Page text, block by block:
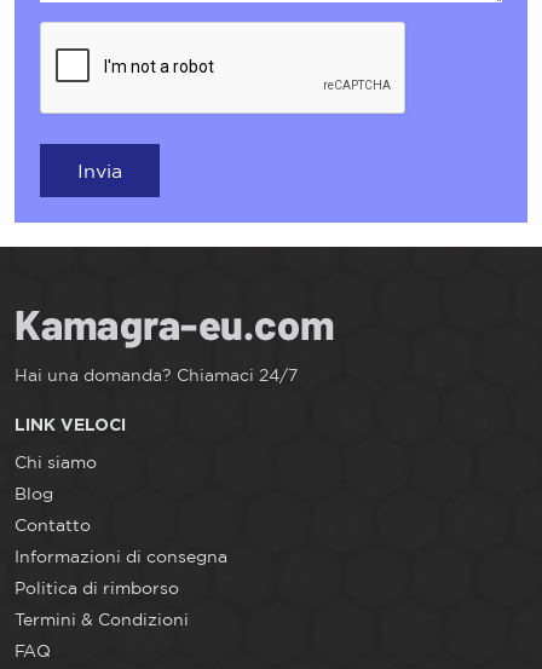
Invia
Hai una domanda? Chiamaci 24/7
LINK VELOCI
Chi siamo
Blog
Contatto
Informazioni di consegna
Politica di rimborso
Termini & Condizioni
FAQ